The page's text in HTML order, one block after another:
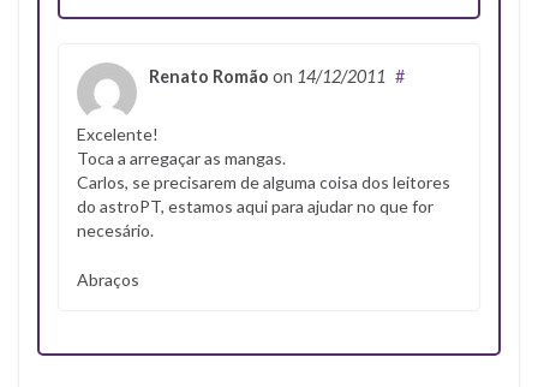
Renato Romão on 14/12/2011 #
Excelente!
Toca a arregaçar as mangas.
Carlos, se precisarem de alguma coisa dos leitores
do astroPT, estamos aqui para ajudar no que for
necesário.
Abraços